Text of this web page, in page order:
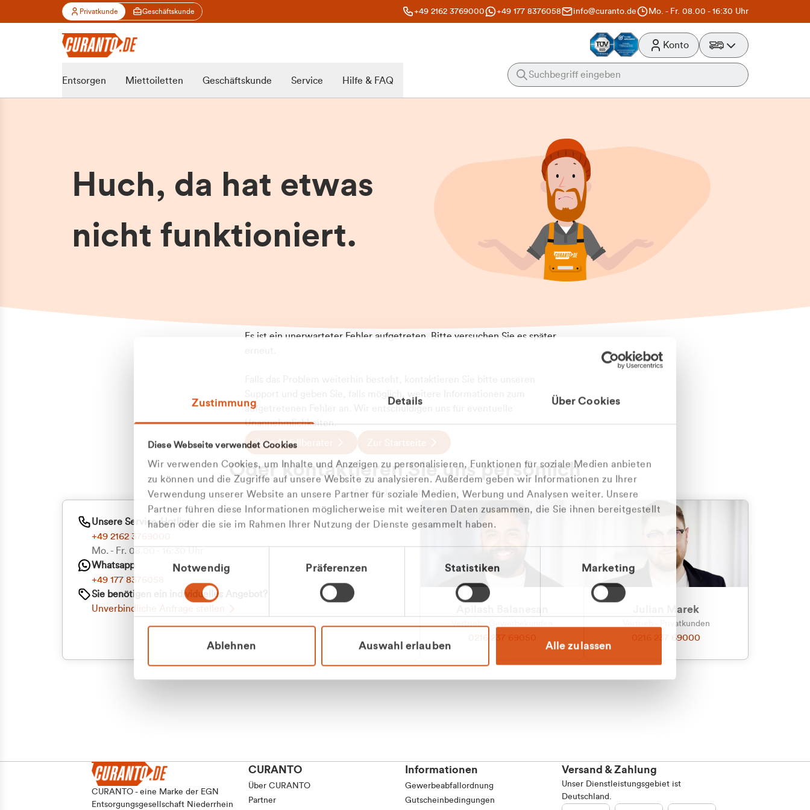
Zustimmung Details Über Cookies
Diese Webseite verwendet Cookies
Wir verwenden Cookies, um Inhalte und Anzeigen zu personalisieren, Funktionen für soziale Medien anbieten
zu können und die Zugriffe auf unsere Website zu analysieren. Außerdem geben wir Informationen zu Ihrer
Verwendung unserer Website an unsere Partner für soziale Medien, Werbung und Analysen weiter. Unsere
Partner führen diese Informationen möglicherweise mit weiteren Daten zusammen, die Sie ihnen bereitgestellt
haben oder die sie im Rahmen Ihrer Nutzung der Dienste gesammelt haben.
Einwilligungsauswahl
Notwendig Präferenzen Statistiken Marketing
Ablehnen Auswahl erlauben Alle zulassen
Privatkunde Geschäftskunde +49 2162 3769000 +49 177 8376058 info@curanto.de Mo. - Fr. 08.00 - 16:30 Uhr
Zu welcher
Kundengruppe
gehören Sie?
Privatkunde (inkl. MwSt.)
Geschäftskunde (exkl. MwSt.)
Konto
Entsorgen Miettoiletten Geschäftskunde Service Hilfe & FAQ
Huch, da hat etwas
nicht funktioniert.
Es ist ein unerwarteter Fehler aufgetreten. Bitte versuchen Sie es später
aufgetretenen Fehler an. Wir entschuldigen uns für eventuelle
Unannehmlichkeiten.
Zum Abfallberater Zur Startseite
Oder kontaktieren Sie uns persönlich
Wir sind gerne für Sie da
Unsere Service-Hotline
+49 2162 3769000
Mo. - Fr. 08.00 - 16:30 Uhr
Whatsapp
+49 177 8376058
Sie benötigen ein individuelles Angebot?
Unverbindliche Anfrage stellen
0216 237 69050
Julian Marek
Vertrieb - Privatkunden
0216 237 69000
CURANTO - eine Marke der EGN
Entsorgungsgesellschaft Niederrhein
CURANTO
Über CURANTO
Partner
Informationen
Gewerbeabfallordnung
Gutscheinbedingungen
Versand & Zahlung
Unser Dienstleistungsgebiet ist
Deutschland.